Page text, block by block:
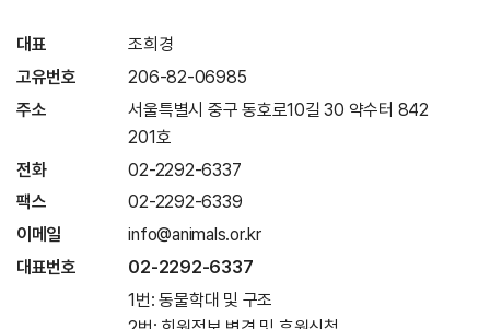
대표
조희경
고유번호
206-82-06985
주소
서울특별시 중구 동호로10길 30 약수터 842
201호
전화
02-2292-6337
팩스
02-2292-6339
이메일
info@animals.or.kr
대표번호
02-2292-6337
1번: 동물학대 및 구조